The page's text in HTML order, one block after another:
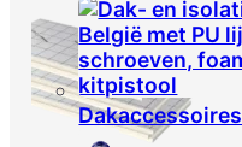
Dakaccessoires